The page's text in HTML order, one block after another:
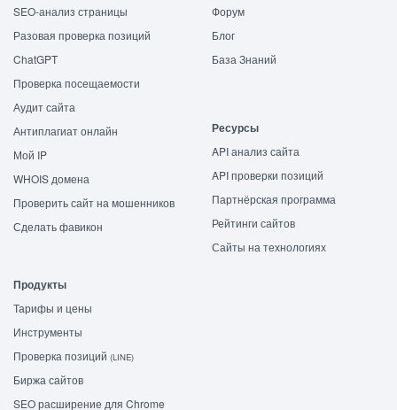
SEO-анализ страницы
Разовая проверка позиций
ChatGPT
Проверка посещаемости
Аудит сайта
Антиплагиат онлайн
Мой IP
WHOIS домена
Проверить сайт на мошенников
Сделать фавикон
Форум
Блог
База Знаний
Ресурсы
API анализ сайта
API проверки позиций
Партнёрская программа
Рейтинги сайтов
Сайты на технологиях
Продукты
Тарифы и цены
Инструменты
Проверка позиций (LINE)
Биржа сайтов
SEO расширение для Chrome